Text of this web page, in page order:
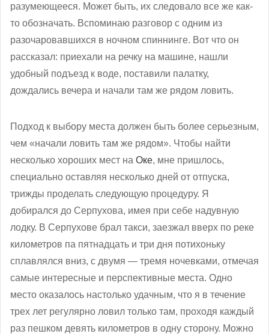
разумеющееся. Может быть, их следовало все же как-
то обозначать. Вспоминаю разговор с одним из
разочаровавшихся в ночном спиннинге. Вот что он
рассказал: приехали на речку на машине, нашли
удобный подъезд к воде, поставили палатку,
дождались вечера и начали там же рядом ловить.
Подход к выбору места должен быть более серьезным,
чем «начали ловить там же рядом». Чтобы найти
несколько хороших мест на Оке, мне пришлось,
специально оставляя несколько дней от отпуска,
трижды проделать следующую процедуру. Я
добирался до Серпухова, имея при себе надувную
лодку. В Серпухове брал такси, заезжал вверх по реке
километров па пятнадцать и три дня потихоньку
сплавлялся вниз, с двумя — тремя ночевками, отмечая
самые интересные и перспективные места. Одно
место оказалось настолько удачным, что я в течение
трех лет регулярно ловил только там, проходя каждый
раз пешком девять километров в одну сторону. Можно